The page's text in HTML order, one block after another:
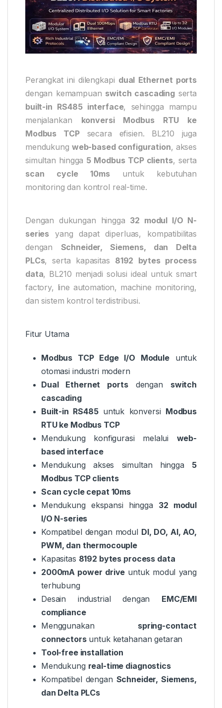
Perangkat ini dilengkapi dual Ethernet ports
dengan kemampuan switch cascadingserta
built-in RS485 interface, sehingga mampu
menjalankan konversi Modbus RTU ke
Modbus TCPsecara efisien. BL210 juga
mendukung web-based configuration, akses
simultan hingga 5 Modbus TCP clients, serta
scan cycle 10msuntuk kebutuhan
monitoring dan kontrol real-time.
Dengan dukungan hingga 32 modul I/O N-
series yang dapat diperluas, kompatibilitas
dengan Schneider, Siemens, dan Delta
PLCs, serta kapasitas 8192 bytes process
data, BL210 menjadi solusi ideal untuk smart
factory, line automation, machine monitoring,
dan sistem kontrol terdistribusi.
Fitur Utama
Modbus TCP Edge I/O Moduleuntuk
otomasi industri modern
Dual Ethernet portsdengan switch
cascading
Built-in RS485untuk konversi Modbus
RTU ke Modbus TCP
Mendukung konfigurasi melalui web-
based interface
Mendukung akses simultan hingga 5
Modbus TCP clients
Scan cycle cepat 10ms
Mendukung ekspansi hingga 32 modul
I/O N-series
Kompatibel dengan modul DI, DO, AI, AO,
PWM, dan thermocouple
Kapasitas 8192 bytes process data
2000mA power drive untuk modul yang
terhubung
Desain industrial dengan EMC/EMI
compliance
Menggunakan spring-contact
connectorsuntuk ketahanan getaran
Tool-free installation
Mendukung real-time diagnostics
Kompatibel dengan Schneider, Siemens,
dan Delta PLCs